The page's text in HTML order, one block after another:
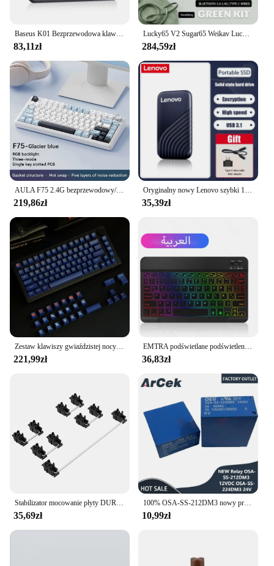
Baseus K01 Bezprzewodowa klawiatura Bluetooth do MacBooka do iPada Air Pro PC Tablet Laptop 84-klawiszowa szczupła trzytrybowa cicha klawiatura 2.4G
83,11zł
Lucky65 V2 Sugar65 Weikav Lucky 65 klawiszy klawiatura mechaniczna stop aluminium 3 tryby Rgb z możliwością wymiany podczas pracy niestandardowa przewodowa klawiatura do gier
284,59zł
AULA F75 2.4G bezprzewodowy/Bluetooth/przewodowy mechaniczna klawiatura gamingowa RGB dostosowany układ 75% profil OEM struktura uszczelki
219,86zł
Oryginalny nowy Lenovo szybki 128TB 16TB 8TB przenośny dysk SSD 2TB przenośny zewnętrzny dysk twardy półprzewodnikowy interfejs USB3.1 mobilny
35,39zł
221,99zł
EMTRA podświetlane podświetlenie mysz i klawiatura z Bluetooth dla systemu IOS z systemem Android dla iPada klawiatura portugalska klawiatura i mysz hiszpańskich
36,83zł
35,69zł
100% OSA-SS-212DM3 nowy przekaźnik 12VDC OSA-SS-224DM3 24V OSA SS 212 dm3 OSA SS 224 dm3 24vdc DIP6 3A 12VDC przekaźnik mocy
10,99zł